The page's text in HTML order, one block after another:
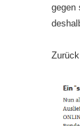
gegen